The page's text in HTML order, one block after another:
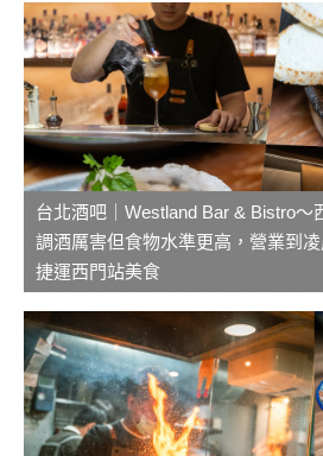
台北酒吧｜Westland Bar & Bistro～
調酒厲害但食物水準更高，營業到
捷運西門站美食